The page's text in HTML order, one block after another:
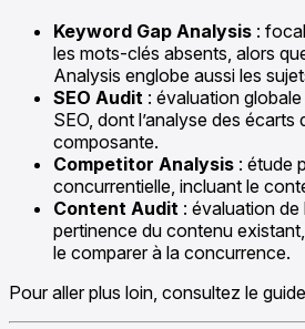
Keyword Gap Analysis :
les mots-clés absents, alors
Analysis englobe aussi les
SEO Audit : évaluation
SEO, dont l’analyse des
composante.
Competitor Analysis : étude
concurrentielle, incluant le
Content Audit : évaluation de
pertinence du contenu
le comparer à la concurrence.
Pour aller plus loin, consultez le